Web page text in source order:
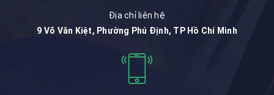
Địa chỉ liên hệ
9 Võ Văn Kiệt, Phường Phú Định, TP Hồ Chí Minh